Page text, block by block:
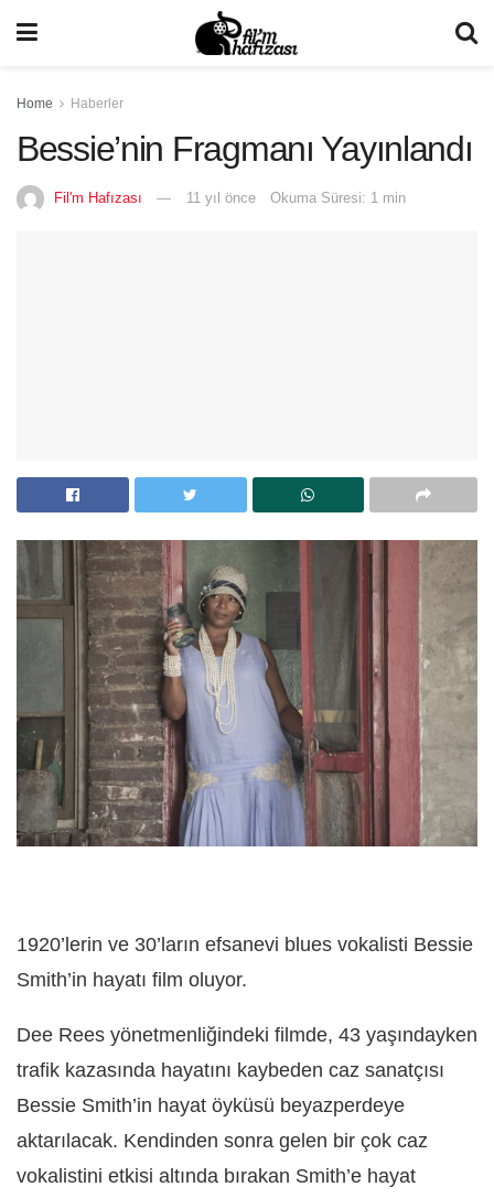
Home Haberler
Bessie’nin Fragmanı Yayınlandı
Fil'm Hafızası 11 yıl önce Okuma Süresi: 1 min
1920’lerin ve 30’ların efsanevi blues vokalisti Bessie
Smith’in hayatı film oluyor.
Dee Rees yönetmenliğindeki filmde, 43 yaşındayken
trafik kazasında hayatını kaybeden caz sanatçısı
Bessie Smith’in hayat öyküsü beyazperdeye
aktarılacak. Kendinden sonra gelen bir çok caz
vokalistini etkisi altında bırakan Smith’e hayat